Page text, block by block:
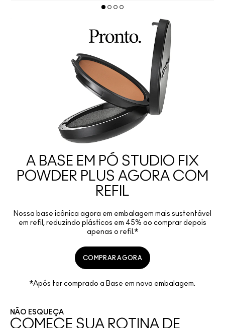
A BASE EM PÓ STUDIO FIX
POWDER PLUS AGORA COM
REFIL
Nossa base icônica agora em embalagem mais sustentável
em refil, reduzindo plásticos em 45% ao comprar depois
apenas o refil.*
COMPRAR AGORA
*Após ter comprado a Base em nova embalagem.
NÃO ESQUEÇA
COMECE SUA ROTINA DE